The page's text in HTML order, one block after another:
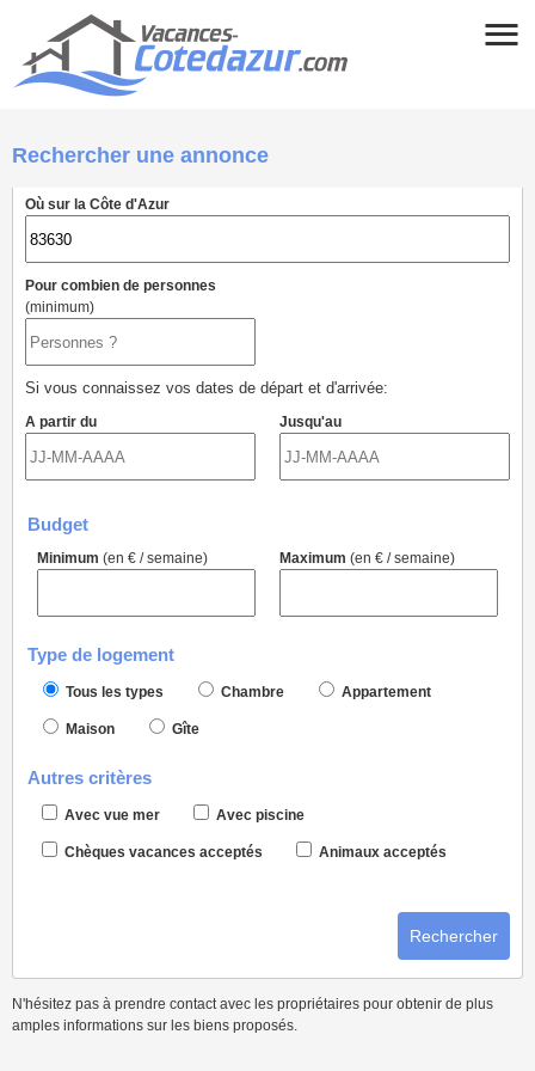
Rechercher une annonce
Où sur la Côte d'Azur
Pour combien de personnes
(minimum)
Si vous connaissez vos dates de départ et d'arrivée:
A partir du Jusqu'au
Budget
Minimum (en € / semaine) Maximum (en € / semaine)
Type de logement
Tous les types Chambre Appartement
Maison Gîte
Autres critères
Avec vue mer Avec piscine
Chèques vacances acceptés Animaux acceptés
Rechercher
N'hésitez pas à prendre contact avec les propriétaires pour obtenir de plus
amples informations sur les biens proposés.